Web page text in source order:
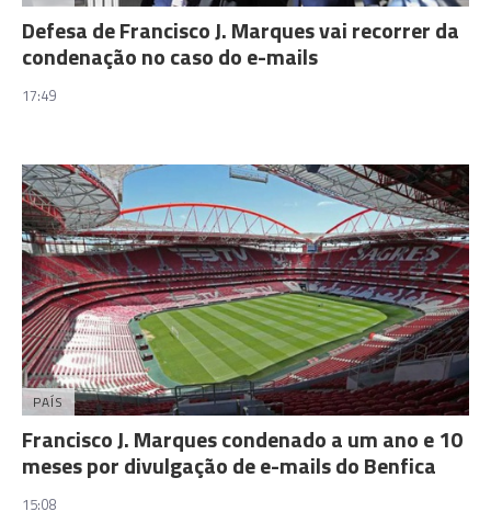
Defesa de Francisco J. Marques vai recorrer da
condenação no caso do e-mails
17:49
PAÍS
Francisco J. Marques condenado a um ano e 10
meses por divulgação de e-mails do Benfica
15:08